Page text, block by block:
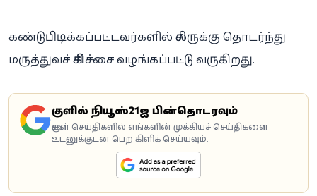
கண்டுபிடிக்கப்பட்டவர்களில் சிலருக்கு தொடர்ந்து
மருத்துவச் சிகிச்சை வழங்கப்பட்டு வருகிறது.
கூகுளில் நியூஸ்21ஐ பின்தொடரவும்
கூகுள் செய்திகளில் எங்களின் முக்கியச் செய்திகளை
உடனுக்குடன் பெற கிளிக் செய்யவும்.